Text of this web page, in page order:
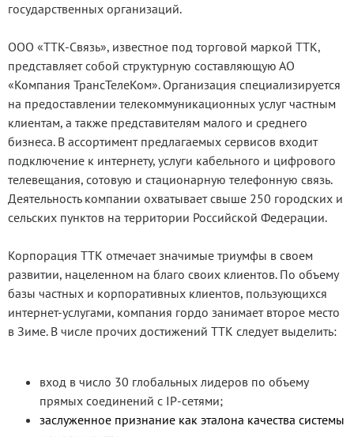
государственных организаций.
ООО «ТТК-Связь», известное под торговой маркой ТТК,
представляет собой структурную составляющую АО
«Компания ТрансТелеКом». Организация специализируется
на предоставлении телекоммуникационных услуг частным
клиентам, а также представителям малого и среднего
бизнеса. В ассортимент предлагаемых сервисов входит
подключение к интернету, услуги кабельного и цифрового
телевещания, сотовую и стационарную телефонную связь.
Деятельность компании охватывает свыше 250 городских и
сельских пунктов на территории Российской Федерации.
Корпорация ТТК отмечает значимые триумфы в своем
развитии, нацеленном на благо своих клиентов. По объему
базы частных и корпоративных клиентов, пользующихся
интернет-услугами, компания гордо занимает второе место
в Зиме. В числе прочих достижений ТТК следует выделить:
вход в число 30 глобальных лидеров по объему
прямых соединений с IP-сетями;
заслуженное признание как эталона качества системы